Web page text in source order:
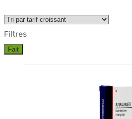
Filtres
Fait